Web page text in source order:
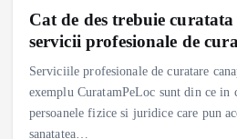
Cat de des trebuie
servicii profesionale de
Serviciile profesionale de curatare
exemplu CuratamPeLoc sunt din ce in
persoanele fizice si juridice care pun
sanatatea…